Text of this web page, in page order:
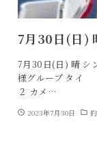
7月30日(日)
7月30日(日) 晴
様グループ タ
２ カメ…
2023年7月30日